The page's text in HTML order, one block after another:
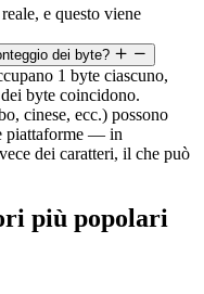
e questo viene
dei byte?
1 byte ciascuno,
byte coincidono.
cinese, ecc.) possono
piattaforme — in
dei caratteri, il che può
più popolari